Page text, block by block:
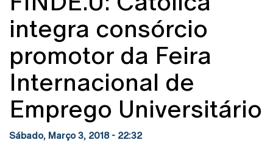
integra consórcio
promotor da Feira
Internacional de
Emprego Universitário
Sábado, Março 3, 2018 - 22:32